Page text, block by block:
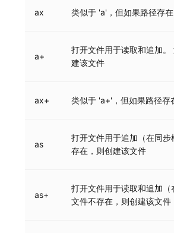
ax 类似于 'a'，但如果路径存
a+
打开文件用于读取和追加
建该文件
ax+ 类似于 'a+'，但如果路径存
as
打开文件用于追加（在同
存在，则创建该文件
as+
打开文件用于读取和追加
文件不存在，则创建该文件